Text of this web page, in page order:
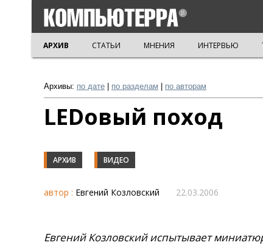
АРХИВ СТАТЬИ МНЕНИЯ ИНТЕРВЬЮ
Архивы: по дате по разделам по авторам
LEDовый поход
АРХИВ ВИДЕО
автор : Евгений Козловский 22.03.2006
Евгений Козловский испытывает